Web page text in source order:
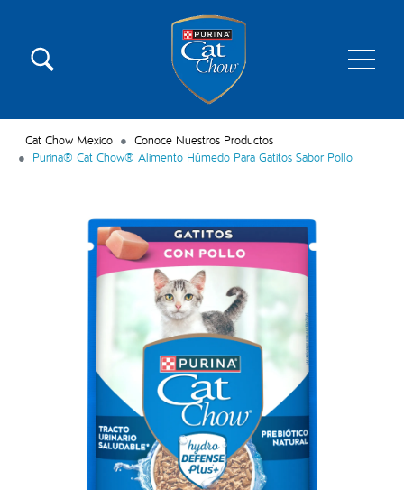
Menú secundario Cat Chow
Menú principal Cat Chow
Cat Chow Mexico
Conoce Nuestros Productos
Purina® Cat Chow® Alimento Húmedo Para Gatitos Sabor Pollo